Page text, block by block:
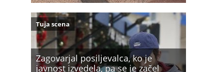
Zagovarjal posiljevalca, ko je
javnost izvedela, pa se je začel
Tuja scena